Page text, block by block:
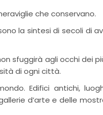
che conservano.
la sintesi di secoli di
sfuggirà agli occhi dei
di ogni città.
Edifici antichi,
d’arte e delle